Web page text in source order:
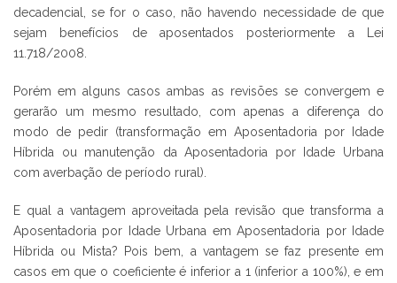
decadencial, se for o caso, não havendo necessidade de que
sejam benefícios de aposentados posteriormente a Lei
11.718/2008.
Porém em alguns casos ambas as revisões se convergem e
gerarão um mesmo resultado, com apenas a diferença do
modo de pedir (transformação em Aposentadoria por Idade
Híbrida ou manutenção da Aposentadoria por Idade Urbana
com averbação de período rural).
E qual a vantagem aproveitada pela revisão que transforma a
Aposentadoria por Idade Urbana em Aposentadoria por Idade
Híbrida ou Mista? Pois bem, a vantagem se faz presente em
casos em que o coeficiente é inferior a 1 (inferior a 100%), e em